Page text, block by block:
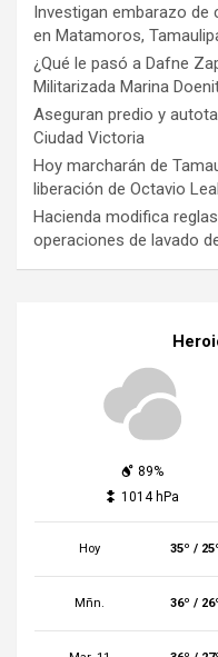
Investigan embarazo de
en Matamoros,
¿Qué le pasó a Dafne
Militarizada Marina
Aseguran predio y
Ciudad Victoria
Hoy marcharán de
liberación de Octavio
Hacienda modifica
operaciones de lavado
89%
1014 hPa
Hoy 35º /
Mñn. 36º /